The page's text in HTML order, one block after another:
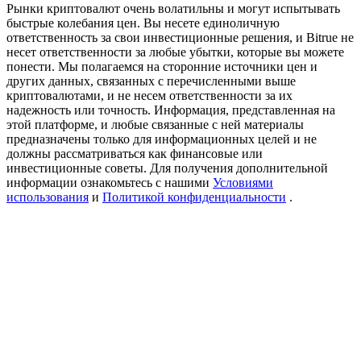
USDT New User Exclusive 10% APR
USDT Flexible Staking | Daily Rewards
BTC New User Exclusive: 6.5% APR
BTC Flexible Staking | Daily Rewards
Рынки криптовалют очень волатильны и могут испытывать
быстрые колебания цен. Вы несете единоличную
ответственность за свои инвестиционные решения, и Bitrue не
несет ответственности за любые убытки, которые вы можете
понести. Мы полагаемся на сторонние источники цен и
других данных, связанных с перечисленными выше
криптовалютами, и не несем ответственности за их
надежность или точность. Информация, представленная на
этой платформе, и любые связанные с ней материалы
предназначены только для информационных целей и не
должны рассматриваться как финансовые или
инвестиционные советы. Для получения дополнительной
информации ознакомьтесь с нашими Условиями
использования и Политикой конфиденциальности .